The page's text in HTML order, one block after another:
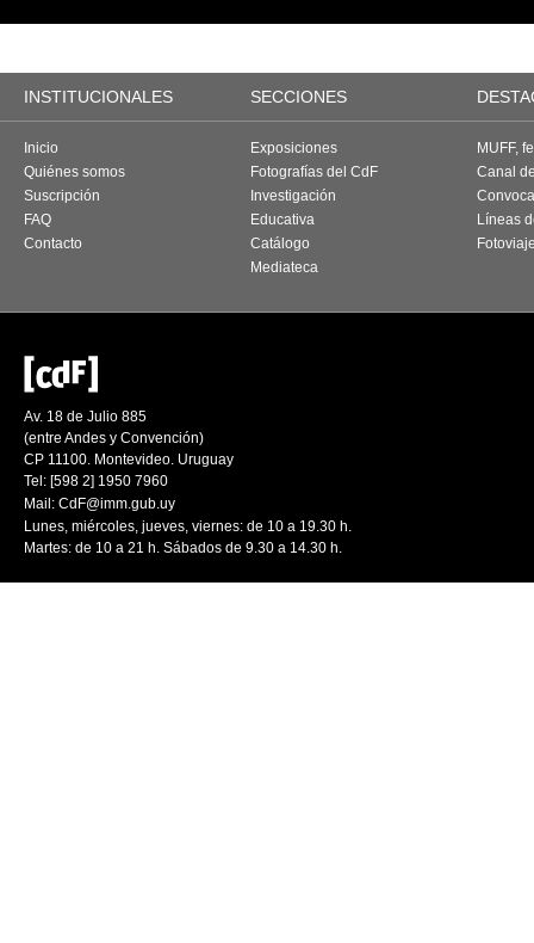
INSTITUCIONALES SECCIONES
Inicio
Quiénes somos
Suscripción
FAQ
Contacto
Exposiciones
Fotografías del CdF
Investigación
Educativa
Catálogo
Mediateca
MUFF,
Canal
Líneas
Av. 18 de Julio 885
(entre Andes y Convención)
CP 11100. Montevideo. Uruguay
Tel: [598 2] 1950 7960
Mail: CdF@imm.gub.uy
Lunes, miércoles, jueves, viernes: de 10 a 19.30 h.
Martes: de 10 a 21 h. Sábados de 9.30 a 14.30 h.